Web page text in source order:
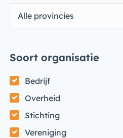
Alle provincies
Soort organisatie
Bedrijf
Overheid
Stichting
Vereniging